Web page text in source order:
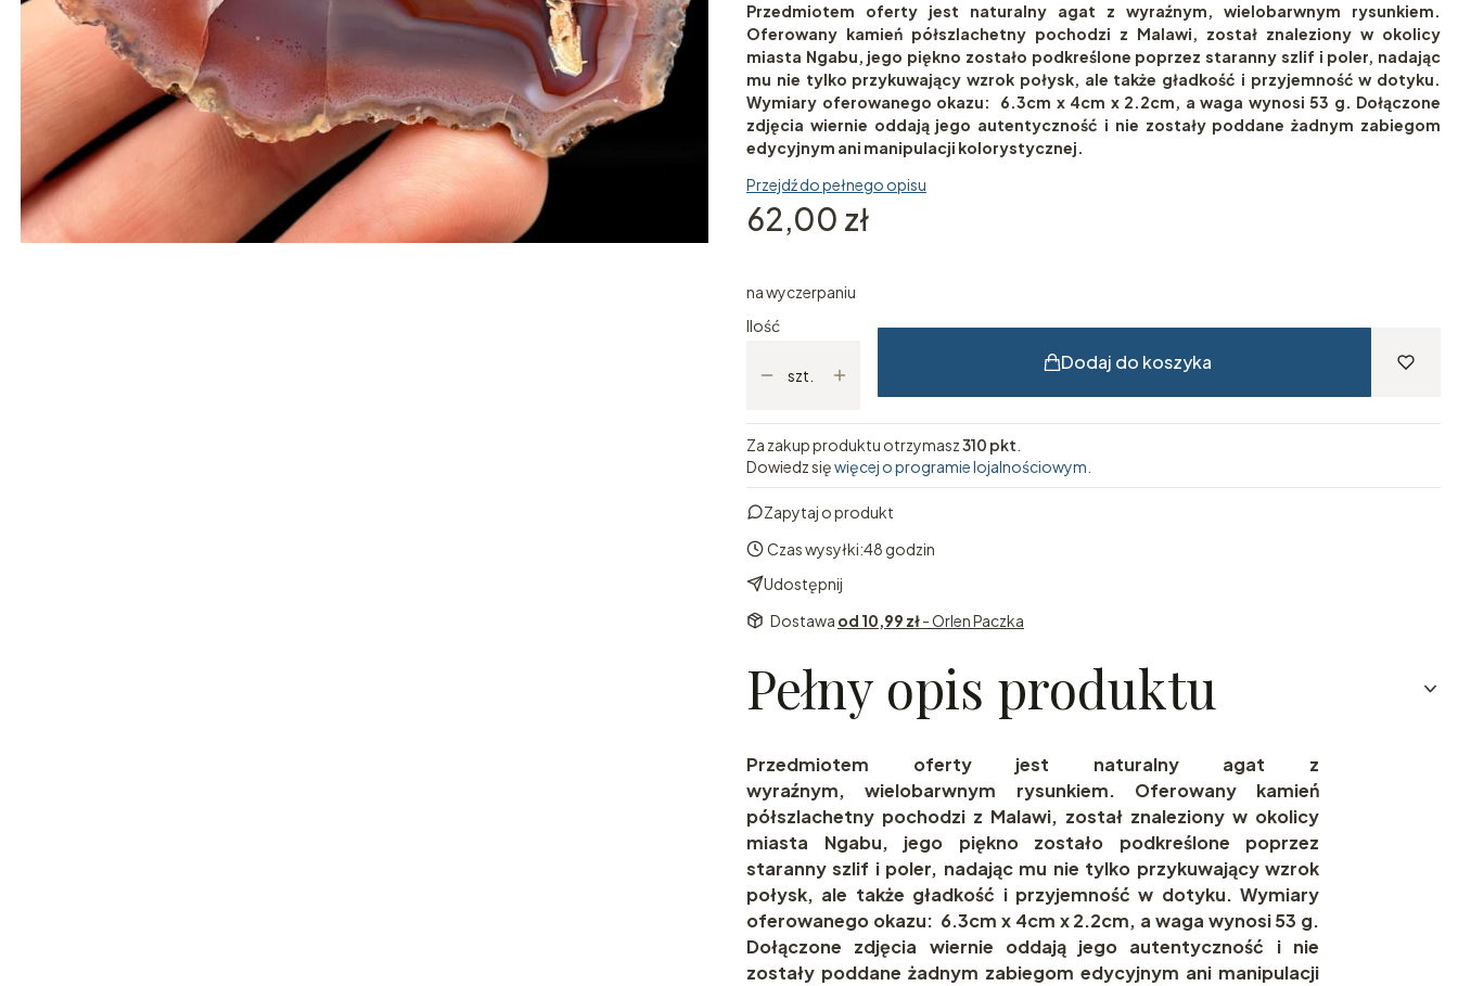
Przedmiotem oferty jest naturalny agat z wyraźnym, wielobarwnym rysunkiem.
Oferowany kamień półszlachetny pochodzi z Malawi, został znaleziony w okolicy
miasta Ngabu, jego piękno zostało podkreślone poprzez staranny szlif i poler, nadając
mu nie tylko przykuwający wzrok połysk, ale także gładkość i przyjemność w dotyku.
Wymiary oferowanego okazu: 6.3cm x 4cm x 2.2cm, a waga wynosi 53 g. Dołączone
zdjęcia wiernie oddają jego autentyczność i nie zostały poddane żadnym zabiegom
edycyjnym ani manipulacji kolorystycznej.
Przejdź do pełnego opisu
Cena
62,00 zł
na wyczerpaniu
Ilość
szt.
Dodaj do koszyka
Za zakup produktu otrzymasz310 pkt
Dowiedz sięwięcej o programie lojalnościowym.
Zapytaj o produkt
Czas wysyłki:48 godzin
Udostępnij
Dostawa od 10,99 zł- Orlen Paczka
Pełny opis produktu
Przedmiotem oferty jest naturalny agat z
wyraźnym, wielobarwnym rysunkiem. Oferowany kamień
półszlachetny pochodzi z Malawi, został znaleziony w okolicy
miasta Ngabu, jego piękno zostało podkreślone poprzez
staranny szlif i poler, nadając mu nie tylko przykuwający wzrok
połysk, ale także gładkość i przyjemność w dotyku. Wymiary
oferowanego okazu: 6.3cm x 4cm x 2.2cm, a waga wynosi 53 g.
Dołączone zdjęcia wiernie oddają jego autentyczność i nie
zostały poddane żadnym zabiegom edycyjnym ani manipulacji